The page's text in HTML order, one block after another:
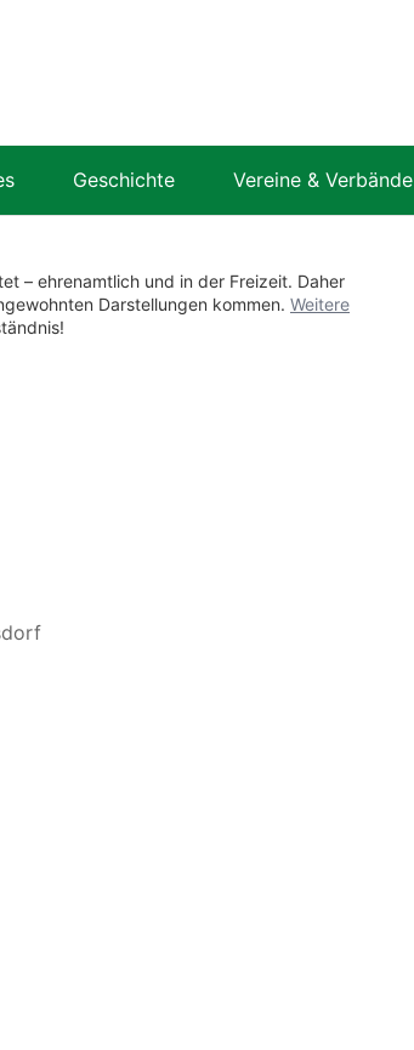
Geschichte Vereine & Verbände
– ehrenamtlich und in der Freizeit. Daher
Darstellungen kommen. Weitere